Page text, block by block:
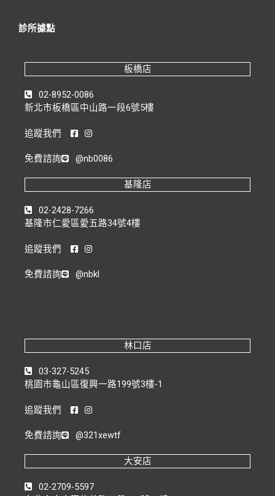
診所據點
板橋店
02-8952-0086
新北市板橋區中山路一段6號5樓
追蹤我們
免費諮詢 @nb0086
基隆店
02-2428-7266
基隆市仁愛區愛五路34號4樓
追蹤我們
免費諮詢 @nbkl
林口店
03-327-5245
桃園市龜山區復興一路199號3樓-1
追蹤我們
免費諮詢 @321xewtf
大安店
02-2709-5597